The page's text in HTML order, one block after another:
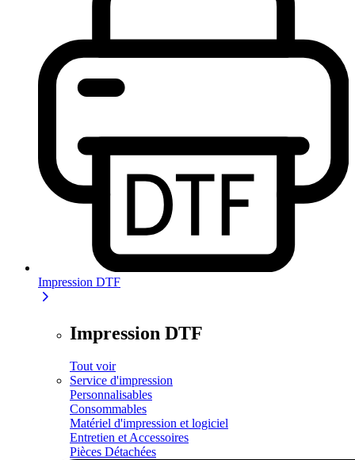
Impression DTF
Impression DTF
Tout voir
Service d'impression
Personnalisables
Consommables
Matériel d'impression et logiciel
Entretien et Accessoires
Pièces Détachées